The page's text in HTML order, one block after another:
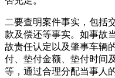
二要查明案件事实，包括
款及偿还等事实。如事故
故责任认定以及肇事车辆
付、垫付金额、垫付时间
等，通过合理分配当事人